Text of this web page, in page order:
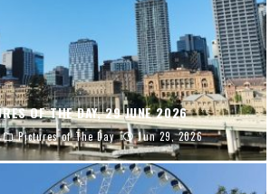
OF THE DAY, 29 JUNE 2026
Pictures of The Day Jun 29, 2026